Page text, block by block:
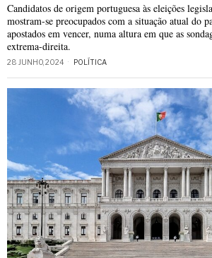
Candidatos de origem portuguesa às eleições
mostram-se preocupados com a situação atual do
apostados em vencer, numa altura em que as
extrema-direita.
28 JUNHO, 2024 POLÍTICA